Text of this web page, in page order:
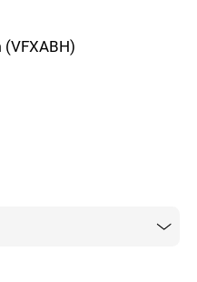
(VFXABH)